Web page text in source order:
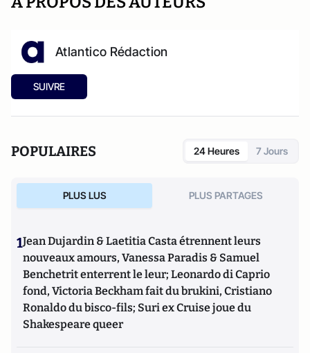
Atlantico Rédaction
SUIVRE
POPULAIRES 24 Heures 7 Jours
PLUS LUS PLUS PARTAGES
1Jean Dujardin & Laetitia Casta étrennent leurs
nouveaux amours, Vanessa Paradis & Samuel
Benchetrit enterrent le leur; Leonardo di Caprio
fond, Victoria Beckham fait du brukini, Cristiano
Ronaldo du bisco-fils; Suri ex Cruise joue du
Shakespeare queer